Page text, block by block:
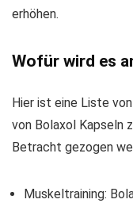
erhöhen.
Wofür wird es
Hier ist eine Liste
von Bolaxol Kapseln
Betracht gezogen
Muskeltraining: